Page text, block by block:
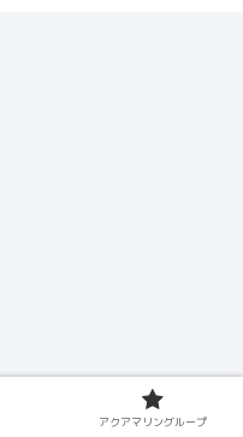
アクアマリングループ